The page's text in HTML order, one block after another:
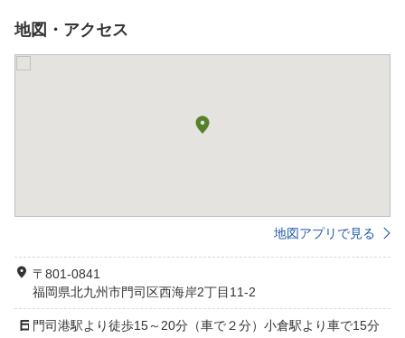
地図・アクセス
地図アプリで見る
〒801-0841
福岡県北九州市門司区西海岸2丁目11-2
門司港駅より徒歩15～20分（車で２分）小倉駅より車で15分